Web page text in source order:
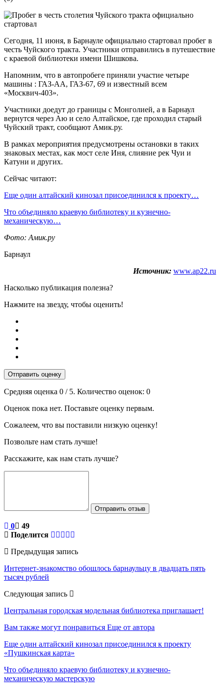
Сегодня, 11 июня, в Барнауле официально стартовал пробег в
честь Чуйского тракта. Участники отправились в путешествие
с краевой библиотеки имени Шишкова.
Напомним, что в автопробеге приняли участие четыре
машины : ГАЗ-АА, ГАЗ-67, 69 и известный всем
«Москвич-403».
Участники доедут до границы с Монголией, а в Барнаул
вернутся через Аю и село Алтайское, где проходил старый
Чуйский тракт, сообщают Амик.ру.
В рамках мероприятия предусмотрены остановки в таких
знаковых местах, как мост селе Иня, слияние рек Чуи и
Катуни и других.
Сейчас читают:
Еще один алтайский кинозал присоединился к проекту…
Что объединяло краевую библиотеку и кузнечно-
механическую…
Фото: Амик.ру
Барнаул
Источник: www.ap22.ru
Насколько публикация полезна?
Нажмите на звезду, чтобы оценить!
Отправить оценку
Средняя оценка 0 / 5. Количество оценок: 0
Оценок пока нет. Поставьте оценку первым.
Сожалеем, что вы поставили низкую оценку!
Позвольте нам стать лучше!
Расскажите, как нам стать лучше?
Отправить отзыв
0
49
Поделится
Предыдущая запись
Интернет-знакомство обошлось барнаульцу в двадцать пять
тысяч рублей
Следующая запись
Центральная городская модельная библиотека приглашает!
Вам также могут понравиться Еще от автора
Еще один алтайский кинозал присоединился к проекту
«Пушкинская карта»
Что объединяло краевую библиотеку и кузнечно-
механическую мастерскую